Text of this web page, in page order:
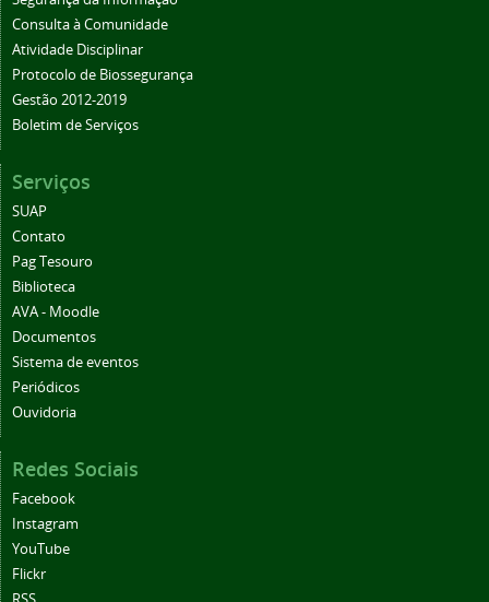
Consulta à Comunidade
Atividade Disciplinar
Protocolo de Biossegurança
Gestão 2012-2019
Boletim de Serviços
Serviços
SUAP
Contato
Pag Tesouro
Biblioteca
AVA - Moodle
Documentos
Sistema de eventos
Periódicos
Ouvidoria
Redes Sociais
Facebook
Instagram
YouTube
Flickr